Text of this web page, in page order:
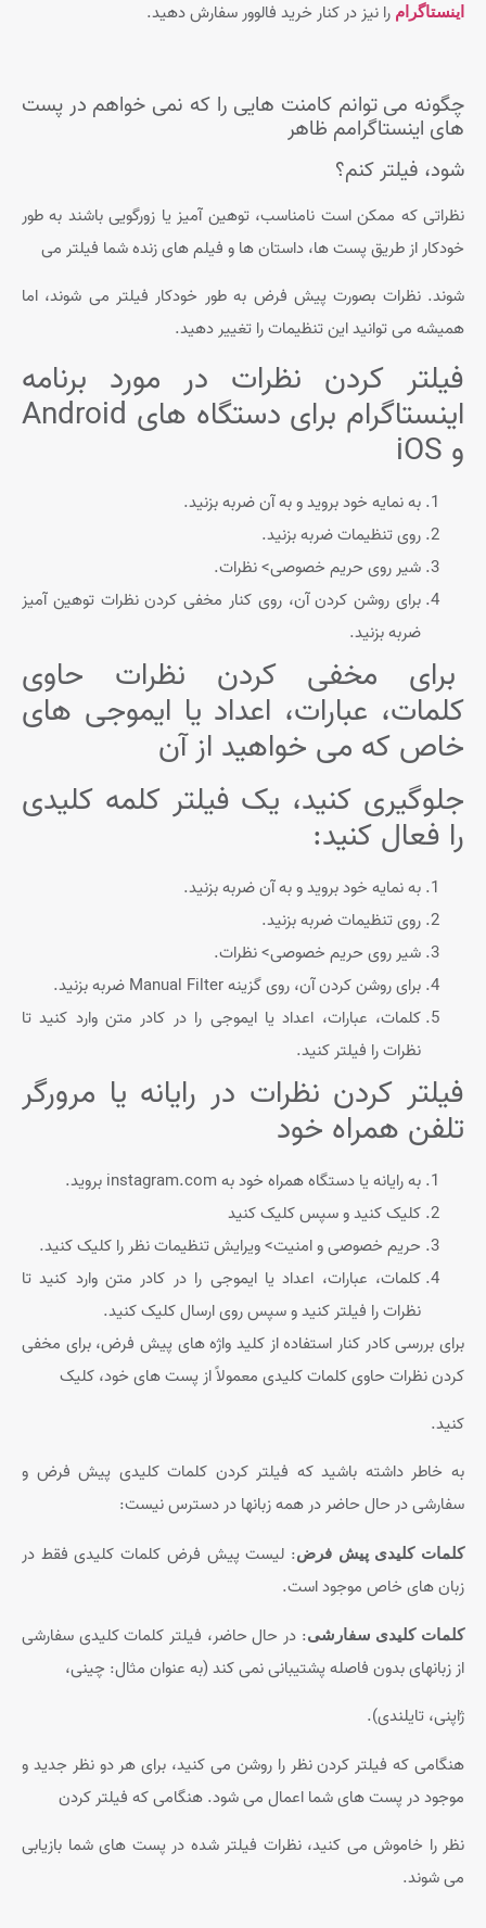
اینستاگرام را نیز در کنار خرید فالوور سفارش دهید.
چگونه می توانم کامنت هایی را که نمی خواهم در پست
های اینستاگرامم ظاهر
شود، فیلتر کنم؟
نظراتی که ممکن است نامناسب، توهین آمیز یا زورگویی باشند به طور
خودکار از طریق پست ها، داستان ها و فیلم های زنده شما فیلتر می
شوند. نظرات بصورت پیش فرض به طور خودکار فیلتر می شوند، اما
همیشه می توانید این تنظیمات را تغییر دهید.
فیلتر کردن نظرات در مورد برنامه
اینستاگرام برای دستگاه های Android
و iOS
به نمایه خود بروید و به آن ضربه بزنید.
روی تنظیمات ضربه بزنید.
شیر روی حریم خصوصی> نظرات.
برای روشن کردن آن، روی کنار مخفی کردن نظرات توهین آمیز
ضربه بزنید.
برای مخفی کردن نظرات حاوی
کلمات، عبارات، اعداد یا ایموجی های
خاص که می خواهید از آن
جلوگیری کنید، یک فیلتر کلمه کلیدی
را فعال کنید:
به نمایه خود بروید و به آن ضربه بزنید.
روی تنظیمات ضربه بزنید.
شیر روی حریم خصوصی> نظرات.
برای روشن کردن آن، روی گزینه Manual Filter ضربه بزنید.
کلمات، عبارات، اعداد یا ایموجی را در کادر متن وارد کنید تا
نظرات را فیلتر کنید.
فیلتر کردن نظرات در رایانه یا مرورگر
تلفن همراه خود
به رایانه یا دستگاه همراه خود به instagram.com بروید.
کلیک کنید و سپس کلیک کنید
حریم خصوصی و امنیت> ویرایش تنظیمات نظر را کلیک کنید.
کلمات، عبارات، اعداد یا ایموجی را در کادر متن وارد کنید تا
نظرات را فیلتر کنید و سپس روی ارسال کلیک کنید.
برای بررسی کادر کنار استفاده از کلید واژه های پیش فرض، برای مخفی
کردن نظرات حاوی کلمات کلیدی معمولاً از پست های خود، کلیک
کنید.
به خاطر داشته باشید که فیلتر کردن کلمات کلیدی پیش فرض و
سفارشی در حال حاضر در همه زبانها در دسترس نیست:
کلمات کلیدی پیش فرض: لیست پیش فرض کلمات کلیدی فقط در
زبان های خاص موجود است.
کلمات کلیدی سفارشی: در حال حاضر، فیلتر کلمات کلیدی سفارشی
از زبانهای بدون فاصله پشتیبانی نمی کند (به عنوان مثال: چینی،
ژاپنی، تایلندی).
هنگامی که فیلتر کردن نظر را روشن می کنید، برای هر دو نظر جدید و
موجود در پست های شما اعمال می شود. هنگامی که فیلتر کردن
نظر را خاموش می کنید، نظرات فیلتر شده در پست های شما بازیابی
می شوند.